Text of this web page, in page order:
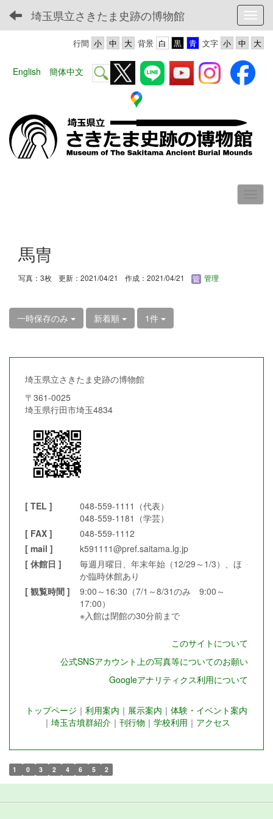
埼玉県立さきたま史跡の博物館
文字
背景
行間
English 簡体中文
馬冑
写真：3枚 更新：2021/04/21 作成：2021/04/21 管理
一時保存のみ 新着順 1件
埼玉県立さきたま史跡の博物館
〒361-0025
埼玉県行田市埼玉4834
[ TEL ]
048-559-1111（代表）
048-559-1181（学芸）
[ FAX ]
048-559-1112
[ mail ]
k591111@pref.saitama.lg.jp
[ 休館日 ]
毎週月曜日、年末年始（12/29～1/3）、ほ
か臨時休館あり
[ 観覧時間 ]
9:00～16:30（7/1～8/31のみ 9:00～
17:00）
※入館は閉館の30分前まで
このサイトについて
公式SNSアカウント上の写真等についてのお願い
Googleアナリティクス利用について
トップページ ｜ 利用案内 ｜ 展示案内 ｜ 体験・イベント案内
｜ 埼玉古墳群紹介 ｜ 刊行物 ｜ 学校利用 ｜ アクセス
1 0 3 2 4 6 5 2